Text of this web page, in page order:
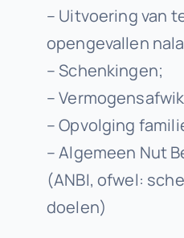
– Uitvoering van
opengevallen
– Schenkingen;
–
– Opvolging
– Algemeen Nut
(ANBI, ofwel:
doelen)